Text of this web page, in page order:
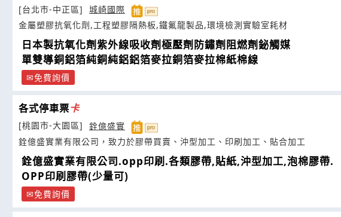
[台北市-中正區]
城崎國際
金屬塑膠抗氧化劑,工程塑膠隔熱板,鐵氟龍製品,環境檢測實驗室耗材
日本製抗氧化劑紫外線吸收劑極壓劑防鏽劑阻燃劑鉍觸媒
單雙導銅鋁箔純銅純鋁鋁箔麥拉銅箔麥拉棉紙棉線
免費詢價
各式停車票卡
[桃園市-大園區]
銓億盛實
銓億盛實業有限公司，致力於膠帶買賣、沖型加工、印刷加工、貼合加工
銓億盛實業有限公司.opp印刷.各類膠帶,貼紙,沖型加工,泡棉膠帶.
OPP印刷膠帶(少量可)
免費詢價